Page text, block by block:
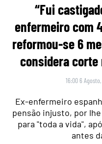
“Fui
enfermeiro com
reformou-se 6
considera corte
16:00 6
Ex-enfermeiro
pensão injusto, por
para "toda a vida",
antes